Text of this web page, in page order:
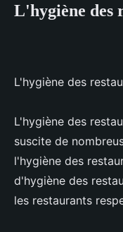
L'hygiène des
L'hygiène des
L'hygiène des
suscite de
l'hygiène des
d'hygiène des
les restaurants